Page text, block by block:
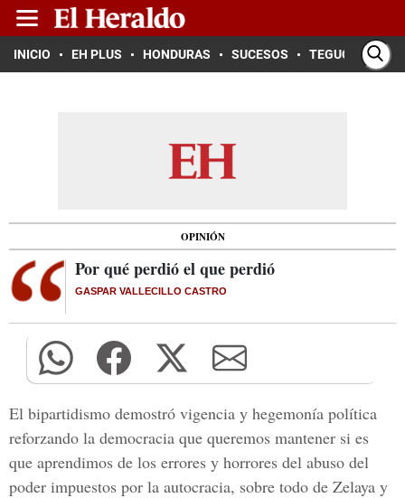
INICIO EH PLUS HONDURAS SUCESOS TEGUCIGALPA
OPINIÓN
Por qué perdió el que perdió
GASPAR VALLECILLO CASTRO
El bipartidismo demostró vigencia y hegemonía política
reforzando la democracia que queremos mantener si es
que aprendimos de los errores y horrores del abuso del
poder impuestos por la autocracia, sobre todo de Zelaya y